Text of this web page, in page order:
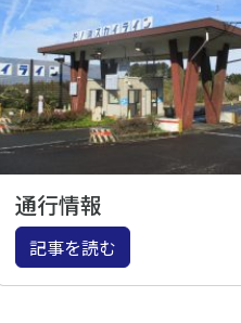
通行情報
記事を読む